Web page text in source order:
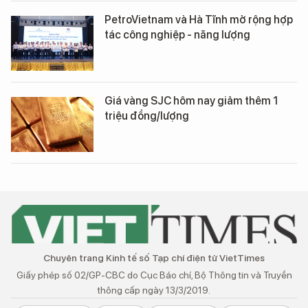
PetroVietnam và Hà Tĩnh mở rộng hợp
tác công nghiệp - năng lượng
Giá vàng SJC hôm nay giảm thêm 1
triệu đồng/lượng
Chuyên trang Kinh tế số Tạp chí điện tử VietTimes
Giấy phép số 02/GP-CBC do Cục Báo chí, Bộ Thông tin và Truyền
thông cấp ngày 13/3/2019.